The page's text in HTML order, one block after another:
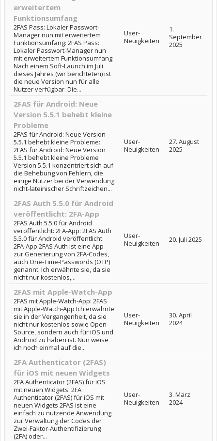
erweitertem
Funktionsumfang
2FAS Pass: Lokaler Passwort-
Manager nun mit erweitertem
Funktionsumfang: 2FAS Pass:
Lokaler Passwort-Manager nun
mit erweitertem Funktionsumfang
Nach einem Soft-Launch im Juli
dieses Jahres (wir berichteten) ist
die neue Version nun für alle
Nutzer verfügbar. Die...
User-
Neuigkeiten
1.
September
2025
2FAS für Android: Neue
Version 5.5.1 behebt kleine
Probleme
2FAS für Android: Neue Version
5.5.1 behebt kleine Probleme:
2FAS für Android: Neue Version
5.5.1 behebt kleine Probleme
Version 5.5.1 konzentriert sich auf
die Behebung von Fehlern, die
einige Nutzer bei der Verwendung
nicht-lateinischer Schriftzeichen...
User-
Neuigkeiten
27. August
2025
2FAS Auth 5.5.0 für Android
veröffentlicht: 2FA-App
2FAS Auth 5.5.0 für Android
veröffentlicht: 2FA-App: 2FAS Auth
5.5.0 für Android veröffentlicht:
2FA-App 2FAS Auth ist eine App
zur Generierung von 2FA-Codes,
auch One-Time-Passwords (OTP)
genannt. Ich erwähnte sie, da sie
nicht nur kostenlos,...
User-
Neuigkeiten
20. Juli 2025
2FAS mit Apple-Watch-App
2FAS mit Apple-Watch-App: 2FAS
mit Apple-Watch-App Ich erwähnte
sie in der Vergangenheit, da sie
nicht nur kostenlos sowie Open
Source, sondern auch für iOS und
Android zu haben ist. Nun weise
ich noch einmal auf die...
User-
Neuigkeiten
30. April
2024
2FA Authenticator (2FAS)
für iOS mit neuen Widgets
2FA Authenticator (2FAS) für iOS
mit neuen Widgets: 2FA
Authenticator (2FAS) für iOS mit
neuen Widgets 2FAS ist eine
einfach zu nutzende Anwendung
zur Verwaltung der Codes der
Zwei-Faktor-Authentifizierung
(2FA) oder...
User-
Neuigkeiten
3. März
2024